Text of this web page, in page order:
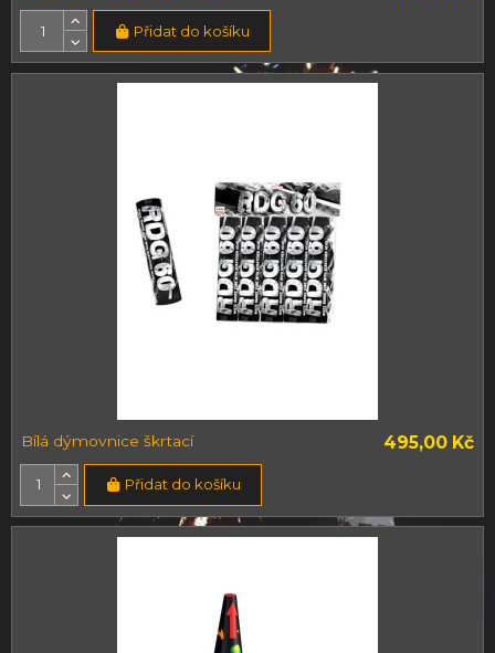
Přidat do košíku
Bílá dýmovnice škrtací 495,00 Kč
Přidat do košíku